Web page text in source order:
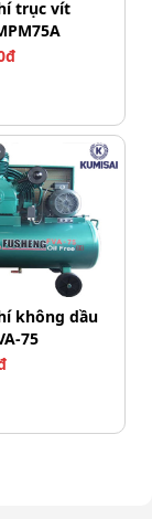
hiện nay
bụi và vận
cứu của
sức, cấp cứu
trục vít
không dầu
75